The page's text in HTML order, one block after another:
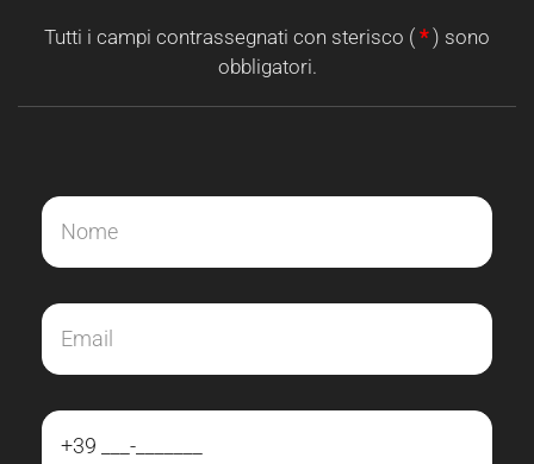
Tutti i campi contrassegnati con sterisco ( *) sono
obbligatori.